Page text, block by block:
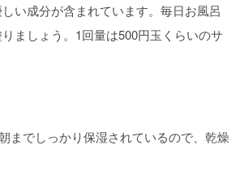
い成分が含まれています。毎日お風呂
ましょう。1回量は500円玉くらいのサ
までしっかり保湿されているので、乾燥